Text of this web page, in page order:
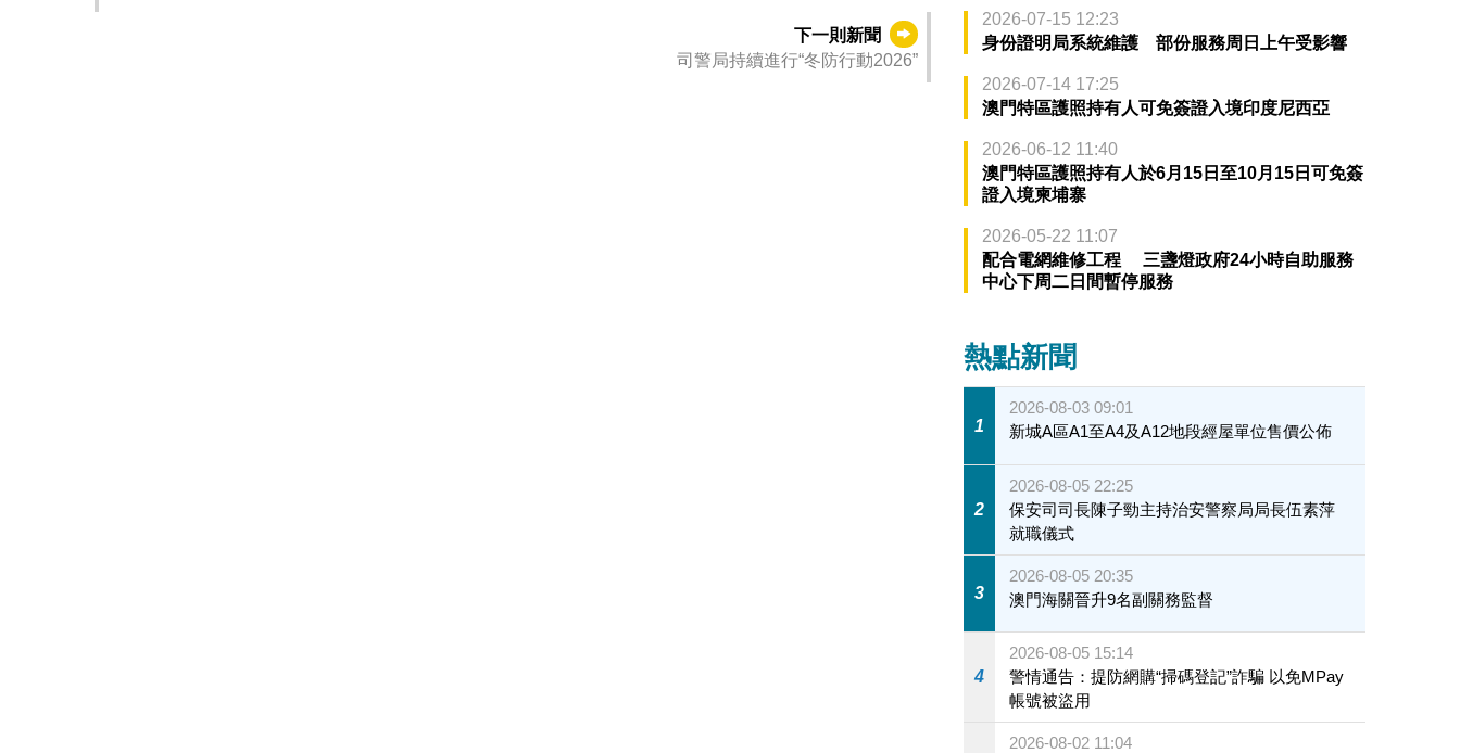
下一則新聞
司警局持續進行“冬防行動2026”
2026-07-15 12:23
身份證明局系統維護 部份服務周日上午受影響
2026-07-14 17:25
澳門特區護照持有人可免簽證入境印度尼西亞
2026-06-12 11:40
澳門特區護照持有人於6月15日至10月15日可免簽
證入境柬埔寨
2026-05-22 11:07
配合電網維修工程 三盞燈政府24小時自助服務
中心下周二日間暫停服務
熱點新聞
1
2026-08-03 09:01
新城A區A1至A4及A12地段經屋單位售價公佈
2
2026-08-05 22:25
保安司司長陳子勁主持治安警察局局長伍素萍
就職儀式
3
2026-08-05 20:35
澳門海關晉升9名副關務監督
4
2026-08-05 15:14
警情通告：提防網購“掃碼登記”詐騙 以免MPay
帳號被盜用
2026-08-02 11:04